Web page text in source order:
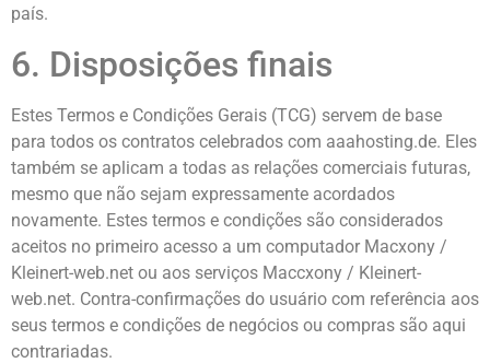
país.
6. Disposições finais
Estes Termos e Condições Gerais (TCG) servem de base
para todos os contratos celebrados com aaahosting.de. Eles
também se aplicam a todas as relações comerciais futuras,
mesmo que não sejam expressamente acordados
novamente. Estes termos e condições são considerados
aceitos no primeiro acesso a um computador Macxony /
Kleinert-web.net ou aos serviços Maccxony / Kleinert-
web.net. Contra-confirmações do usuário com referência aos
seus termos e condições de negócios ou compras são aqui
contrariadas.